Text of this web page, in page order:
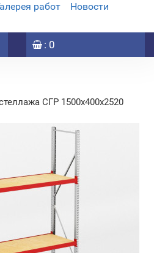
работ
Новости
: 0
СГР 1500х400х2520